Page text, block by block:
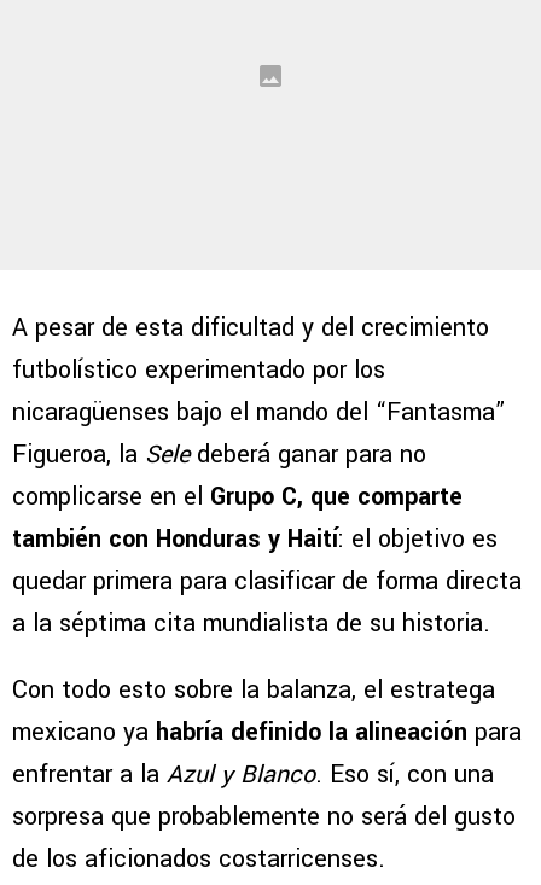
A pesar de esta dificultad y del crecimiento
futbolístico experimentado por los
nicaragüenses bajo el mando del “Fantasma”
Figueroa, la Seledeberá ganar para no
complicarse en el Grupo C, que comparte
también con Honduras y Haití: el objetivo es
quedar primera para clasificar de forma directa
a la séptima cita mundialista de su historia.
Con todo esto sobre la balanza, el estratega
mexicano ya habría definido la alineación para
enfrentar a la Azul y Blanco. Eso sí, con una
sorpresa que probablemente no será del gusto
de los aficionados costarricenses.